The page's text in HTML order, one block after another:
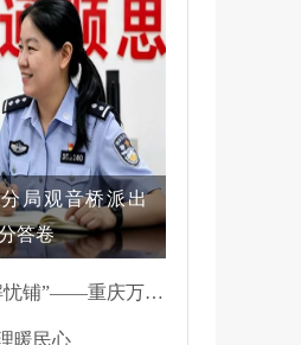
局观音桥派出
答卷
一座“终点站” 万家“解忧铺”——重庆万州综治中心基层治理创新实践观察
暖民心